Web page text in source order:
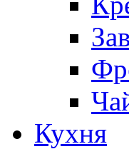
Кухня